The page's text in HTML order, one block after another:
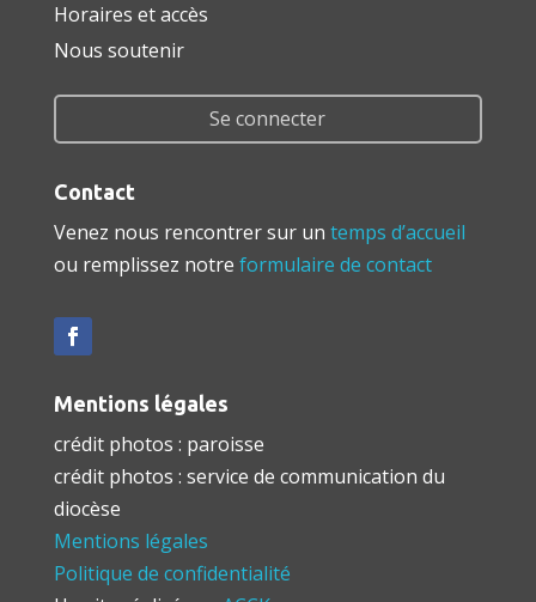
Horaires et accès
Nous soutenir
Se connecter
Contact
Venez nous rencontrer sur un temps d’accueil
ou remplissez notre formulaire de contact
Mentions légales
crédit photos : paroisse
crédit photos : service de communication du
diocèse
Mentions légales
Politique de confidentialité